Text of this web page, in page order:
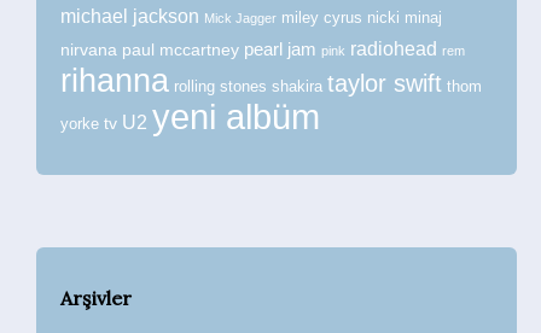
michael jackson Mick Jagger miley cyrus nicki minaj
nirvana paul mccartney pearl jam pink radiohead rem
rihanna rolling stones shakira taylor swift thom
yorke tv U2 yeni albüm
Arşivler